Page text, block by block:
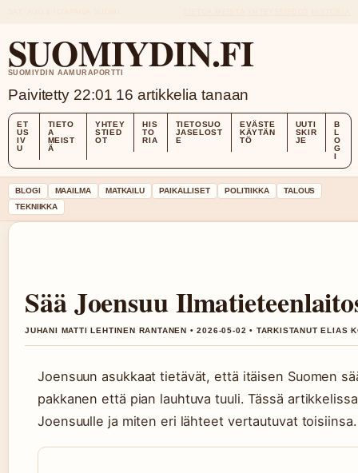
SUOMIYDIN.FI
SUOMIYDIN AAMURAPORTTI
Paivitetty 22:01 16 artikkelia tanaan
ET
US
IV
U
TIETO
A
MEIST
Ä
YHTEY
STIED
OT
HIS
TO
RIA
TIETOSUO
JASELOST
E
EVÄSTE
KÄYTÄN
TÖ
UUTI
SKIR
JE
B
L
O
G
I
BLOGI MAAILMA MATKAILU PAIKALLISET POLITIIKKA
TALOUS
TEKNIIKKA
Sää Joensuu
JUHANI MATTI LEHTINEN RANTANEN • 2026-05-02 • TARKISTANUT ELIAS
Joensuun asukkaat tietävät, että itäisen Suomen
pakkanen että pian lauhtuva tuuli. Tässä
Joensuulle ja miten eri lähteet vertautuvat toisiinsa.